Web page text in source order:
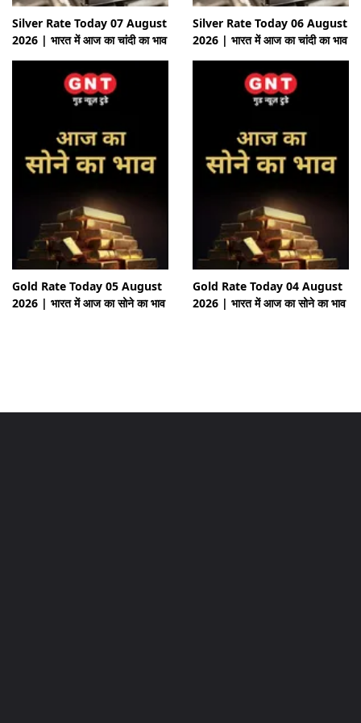
Silver Rate Today 07 August
2026 | भारत में आज का चांदी का भाव
Silver Rate Today 06 August
2026 | भारत में आज का चांदी का भाव
Gold Rate Today 05 August
2026 | भारत में आज का सोने का भाव
Gold Rate Today 04 August
2026 | भारत में आज का सोने का भाव